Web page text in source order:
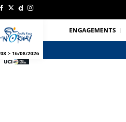
> 16/08/2026
ENGAGEMENTS